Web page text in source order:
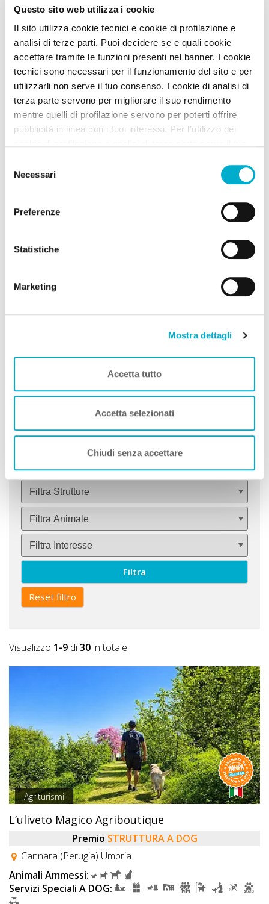
Questo sito web utilizza i cookie
Il sito utilizza cookie tecnici e cookie di profilazione e
analisi di terze parti. Puoi decidere se e quali cookie
accettare tramite le funzioni presenti nel banner. I cookie
tecnici sono necessari per il funzionamento del sito e per
utilizzarli non serve il tuo consenso. I cookie di analisi di
terza parte servono per migliorare il suo rendimento
mentre quelli di profilazione servono per poterti offrire
pubblicità in linea con i tuoi interessi. Per l’utilizzo dei
senza accettare” verranno installati solo i cookie tecnici.
Cliccando il pulsante “Accetta tutto” acconsenti all’utilizzo
di tutti i cookie. Cliccando il pulsante “mostra dettagli”
troverai le varie categorie di cookie e potrai accettare o
tue scelte. Puoi modificare le tue scelte in ogni momento.
delNecessari
Preferenze
Statistiche
Marketing
Mostra dettagli
Accetta tutto
Accetta selezionati
Chiudi senza accettare
Umbria -Città d'arte,Borgo,Cultura
Visitare Spello con il cane è possibile grazie all’iniziativa “Città
Riaperta”. Si tratta di un percorso tra arte, archeologia e natura
che si snoda dall’...
Leggi Tutto
30 Tutte le Strutture
13 Offerte Speciali
Zone Turistiche A DOG
30 Tutte le Strutture
Puoi affinare i risultati usando i filtri
Filtra
Reset filtro
Visualizzo 1-9 di30 in totale
Agriturismi
L’uliveto Magico Agriboutique
Premio STRUTTURA A DOG
Cannara (Perugia) Umbria
Animali Ammessi:
Servizi Speciali A DOG: